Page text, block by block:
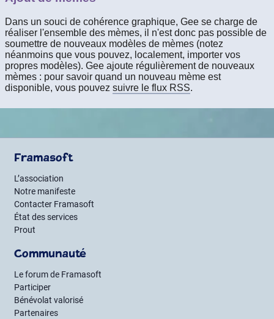
Dans un souci de cohérence graphique, Gee se charge de
réaliser l'ensemble des mèmes, il n'est donc pas possible de
soumettre de nouveaux modèles de mèmes (notez
néanmoins que vous pouvez, localement, importer vos
propres modèles). Gee ajoute régulièrement de nouveaux
mèmes : pour savoir quand un nouveau mème est
disponible, vous pouvez suivre le flux RSS.
Framasoft
L’association
Notre manifeste
Contacter Framasoft
État des services
Prout
Communauté
Le forum de Framasoft
Participer
Bénévolat valorisé
Partenaires